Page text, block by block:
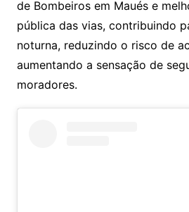
de Bombeiros em Maués e
pública das vias, contribuindo
noturna, reduzindo o risco de
aumentando a sensação de
moradores.